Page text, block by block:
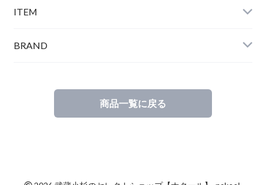
ITEM
BRAND
商品一覧に戻る